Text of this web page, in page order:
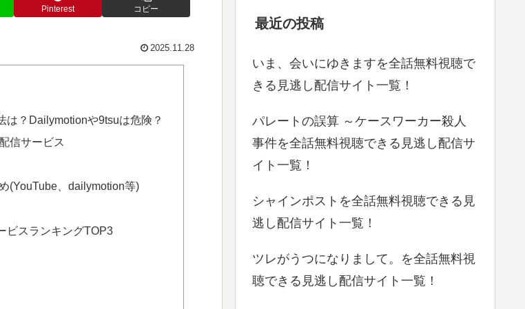
Pinterest コピー
2025.11.28
は？Dailymotionや9tsuは危険？
信サービス
(YouTube、dailymotion等)
ビスランキングTOP3
最近の投稿
いま、会いにゆきますを全話無料視聴で
きる見逃し配信サイト一覧！
パレートの誤算 ～ケースワーカー殺人
事件を全話無料視聴できる見逃し配信サ
イト一覧！
シャインポストを全話無料視聴できる見
逃し配信サイト一覧！
ツレがうつになりまして。を全話無料視
聴できる見逃し配信サイト一覧！